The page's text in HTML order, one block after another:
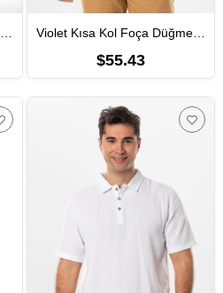
Halikarnas Kısa Kol Violet Düğme Detaylı Erkek Yazlık Tshirt Vizon Vzn Violet Kısa Kol Foça Düğmeli Erkek Yazlık Tshirt Haki Hk
$55.43